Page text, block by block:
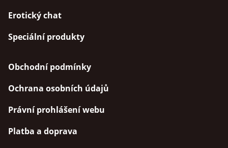
Erotický chat
Speciální produkty
Obchodní podmínky
Ochrana osobních údajů
Právní prohlášení webu
Platba a doprava